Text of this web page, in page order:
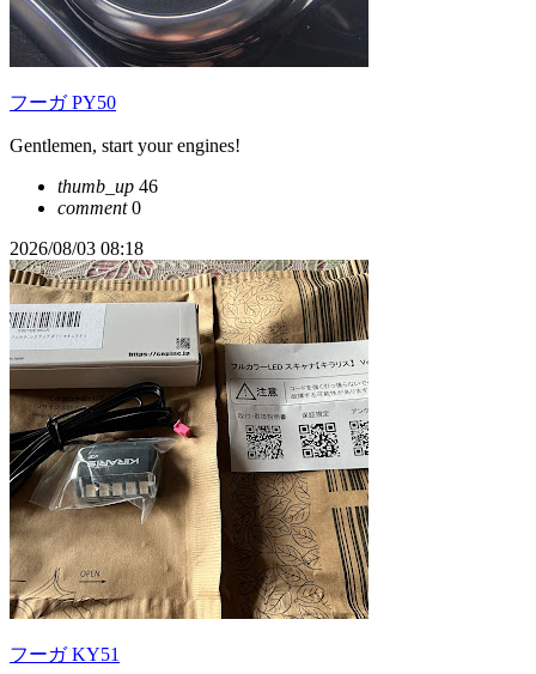
フーガ PY50
Gentlemen, start your engines!
thumb_up 46
comment0
2026/08/03 08:18
フーガ KY51